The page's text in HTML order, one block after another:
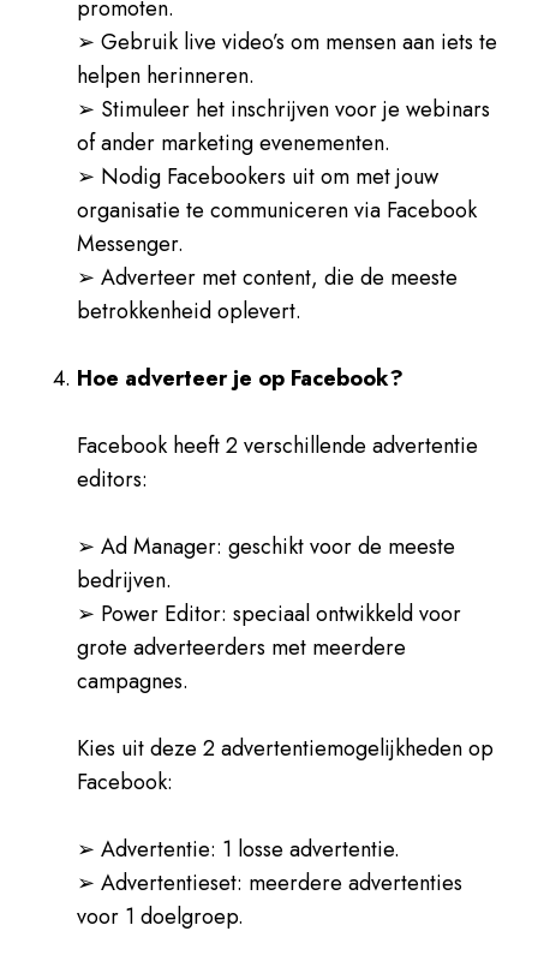
promoten.
➢ Gebruik live video’s om mensen aan iets te
helpen herinneren.
➢ Stimuleer het inschrijven voor je webinars
of ander marketing evenementen.
➢ Nodig Facebookers uit om met jouw
organisatie te communiceren via Facebook
Messenger.
➢ Adverteer met content, die de meeste
betrokkenheid oplevert.
Hoe adverteer je op Facebook?
Facebook heeft 2 verschillende advertentie
editors:
➢ Ad Manager: geschikt voor de meeste
bedrijven.
➢ Power Editor: speciaal ontwikkeld voor
grote adverteerders met meerdere
campagnes.
Kies uit deze 2 advertentiemogelijkheden op
Facebook:
➢ Advertentie: 1 losse advertentie.
➢ Advertentieset: meerdere advertenties
voor 1 doelgroep.